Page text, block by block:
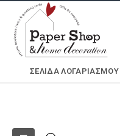
ΣΕΛΊΔΑ ΛΟΓΑΡΙΑΣΜΟΎ